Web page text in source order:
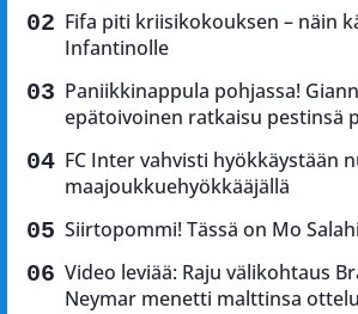
Fifa piti kriisikokouksen – näin
Infantinolle
Paniikkinappula pohjassa!
epätoivoinen ratkaisu pestinsä
FC Inter vahvisti hyökkäystään
maajoukkuehyökkääjällä
Siirtopommi! Tässä on Mo
Video leviää: Raju välikohtaus
Neymar menetti malttinsa